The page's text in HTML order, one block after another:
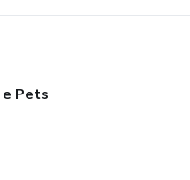
e Pets